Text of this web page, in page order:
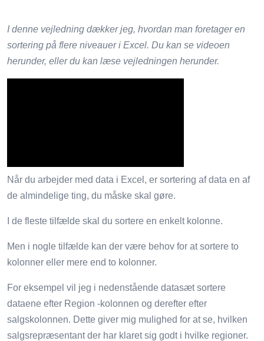
I denne vejledning dækker jeg, hvordan man foretager en
sortering på flere niveauer i Excel. Du kan se videoen
herunder, eller du kan læse vejledningen herunder.
Når du arbejder med data i Excel, er sortering af data en af ​​
de almindelige ting, du måske skal gøre.
I de fleste tilfælde skal du sortere en enkelt kolonne.
Men i nogle tilfælde kan der være behov for at sortere to
kolonner eller mere end to kolonner.
For eksempel vil jeg i nedenstående datasæt sortere
dataene efter Region -kolonnen og derefter efter
salgskolonnen. Dette giver mig mulighed for at se, hvilken
salgsrepræsentant der har klaret sig godt i hvilke regioner.